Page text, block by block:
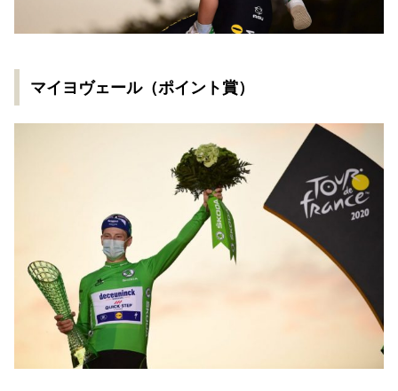
マイヨヴェール（ポイント賞）